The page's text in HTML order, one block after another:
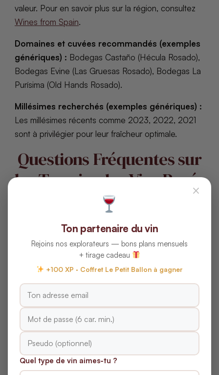
valeur. Pour en savoir plus sur la région, consultez
Wines from Spain.
Domaines et cuvées recommandés (exemples
génériques) : Bodegas Castaño (Hécula Rosado),
Bodegas Evine (Las Gruesas Rosado), Bodegas La
Purísima (Old Hands Rosado).
Millésimes recherchés (exemples génériques) :
Les millésimes récents comme 2023, 2022, 2021
sont à privilégier pour leur fraîcheur optimale.
Questions Fréquentes sur
les Terroirs des Vins Rosés
de l’Appellation Yecla
Quels sont les principaux cépages
utilisés pour les vins rosés de Yecla ?
le profil des vins rosés ?
Quel est l’impact des sols de Yecla sur
Yecla Rosé : Explorer les
×
Ton partenaire du vin
Rejoins nos explorateurs — bons plans mensuels
+ tirage cadeau
+100 XP · Coffret Le Petit Ballon à gagner
Quel type de vin aimes-tu ?